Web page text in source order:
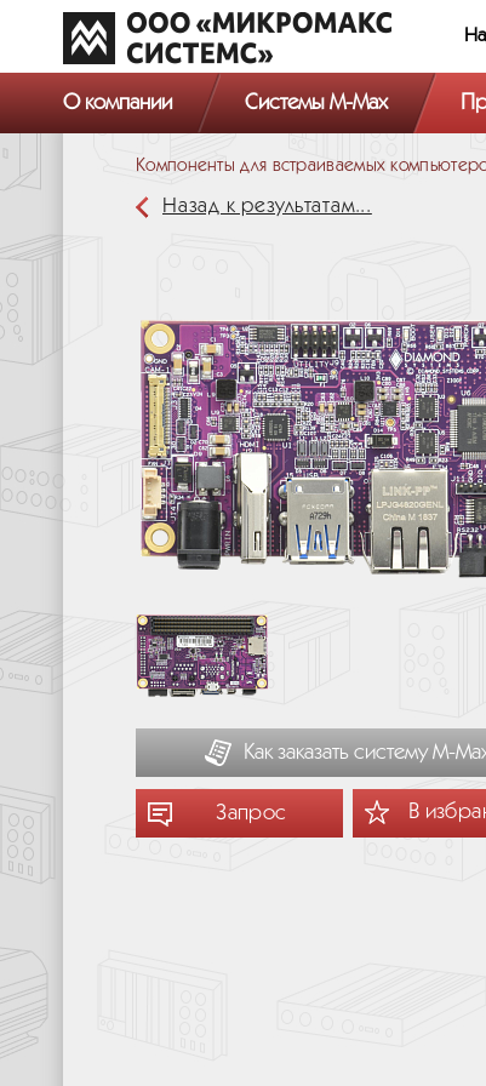
О компании Системы M-Max
Компоненты для встраиваемых
Назад к результатам...
Как заказать систему М-
Запрос В